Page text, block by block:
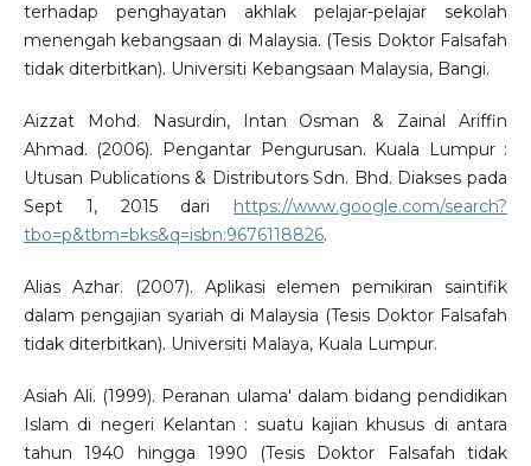
terhadap penghayatan akhlak pelajar-pelajar sekolah
menengah kebangsaan di Malaysia. (Tesis Doktor Falsafah
tidak diterbitkan). Universiti Kebangsaan Malaysia, Bangi.
Aizzat Mohd. Nasurdin, Intan Osman & Zainal Ariffin
Ahmad. (2006). Pengantar Pengurusan. Kuala Lumpur :
Utusan Publications & Distributors Sdn. Bhd. Diakses pada
Sept 1, 2015 dari
https://www.google.com/search?
tbo=p&tbm=bks&q=isbn:9676118826.
Alias Azhar. (2007). Aplikasi elemen pemikiran saintifik
dalam pengajian syariah di Malaysia (Tesis Doktor Falsafah
tidak diterbitkan). Universiti Malaya, Kuala Lumpur.
Asiah Ali. (1999). Peranan ulama' dalam bidang pendidikan
Islam di negeri Kelantan : suatu kajian khusus di antara
tahun 1940 hingga 1990 (Tesis Doktor Falsafah tidak